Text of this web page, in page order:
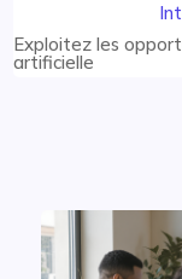
Exploitez les
artificielle